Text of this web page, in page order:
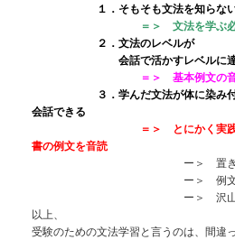
１．そもそも文法を知らな
＝＞ 文法を学ぶ
２．文法のレベルが
会話で活かすレベルに達し
＝＞ 基本例文の
３．学んだ文法が体に染み
会話できる
＝＞ とにかく実
書の例文を音読
ー＞ 置き換え
ー＞ 例文を自分の言
ー＞ 沢山の英語
以上、
受験のための文法学習と言うのは、間違